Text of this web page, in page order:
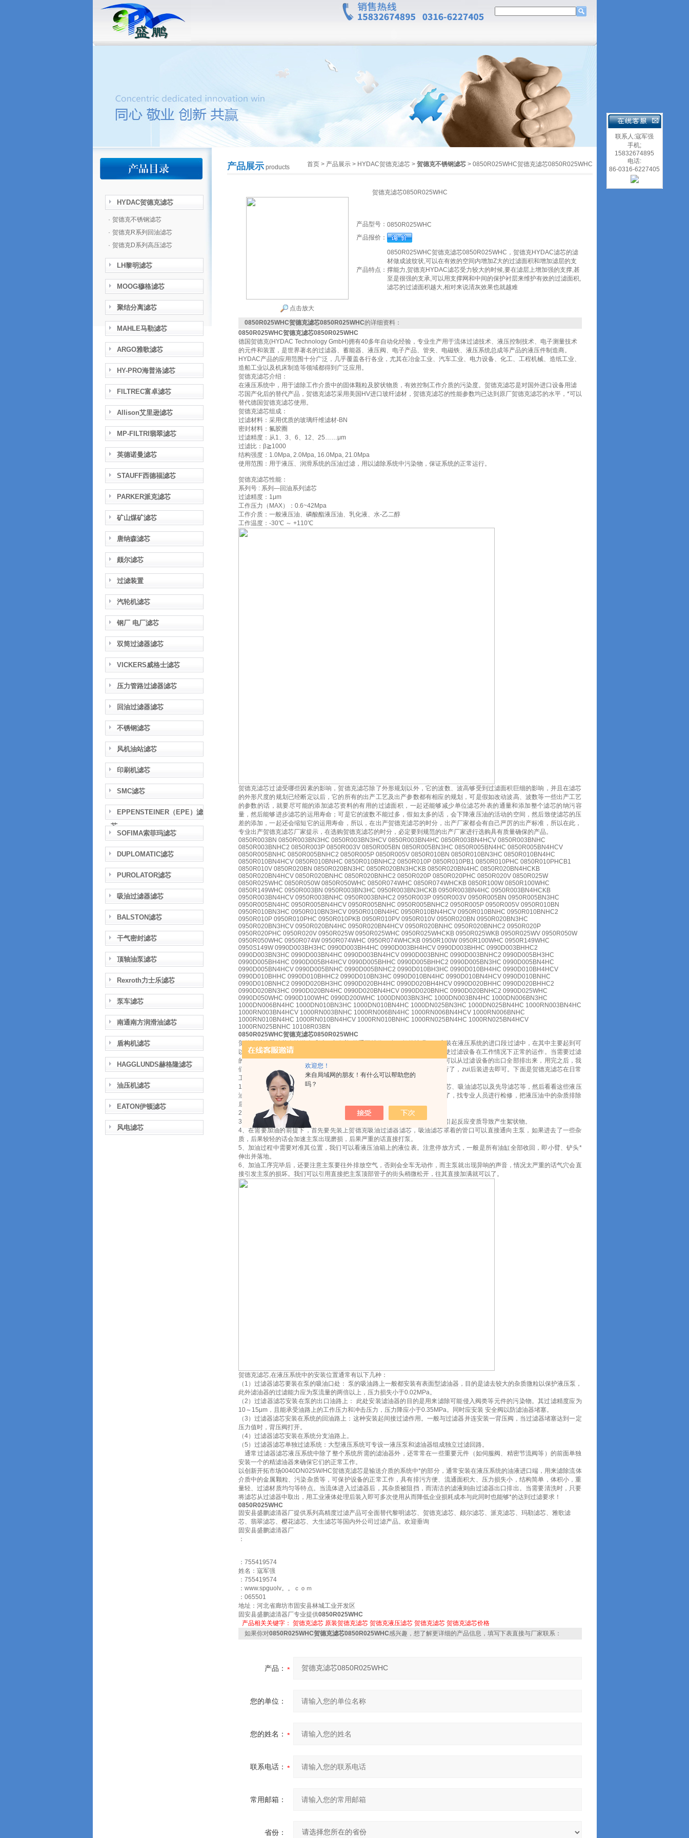
欢迎您！
来自局域网的朋友！有什么可以帮助您的
吗？
HYDAC贺德克滤芯
· 贺德克不锈钢滤芯
· 贺德克R系列回油滤芯
· 贺德克D系列高压滤芯
LH黎明滤芯
MOOG穆格滤芯
聚结分离滤芯
MAHLE马勒滤芯
ARGO雅歌滤芯
HY-PRO海普洛滤芯
FILTREC富卓滤芯
Allison艾里逊滤芯
MP-FILTRI翡翠滤芯
英德诺曼滤芯
STAUFF西德福滤芯
PARKER派克滤芯
矿山煤矿滤芯
唐纳森滤芯
颇尔滤芯
过滤装置
汽轮机滤芯
钢厂 电厂滤芯
双筒过滤器滤芯
VICKERS威格士滤芯
压力管路过滤器滤芯
回油过滤器滤芯
不锈钢滤芯
风机油站滤芯
印刷机滤芯
SMC滤芯
EPPENSTEINER（EPE）滤
芯
SOFIMA索菲玛滤芯
DUPLOMATIC滤芯
PUROLATOR滤芯
吸油过滤器滤芯
BALSTON滤芯
干气密封滤芯
顶轴油泵滤芯
Rexroth力士乐滤芯
泵车滤芯
南通南方润滑油滤芯
盾构机滤芯
HAGGLUNDS赫格隆滤芯
油压机滤芯
EATON伊顿滤芯
风电滤芯
产品展示 products 首页 > 产品展示 > HYDAC贺德克滤芯 > 贺德克不锈钢滤芯 > 0850R025WHC贺德克滤芯0850R025WHC
贺德克滤芯0850R025WHC
点击放大
产品型号： 0850R025WHC
产品报价：
产品特点：
0850R025WHC贺德克滤芯0850R025WHC，贺德克HYDAC滤芯的滤
材做成波纹状,可以在有效的空间内增加Z大的过滤面积和增加滤层的支
撑能力,贺德克HYDAC滤芯受力较大的时候,要在滤层上增加强的支撑,甚
至是很强的支承,可以用支撑网和中间的保护衬层来维护有效的过滤面积,
滤芯的过滤面积越大,相对来说清灰效果也就越难
0850R025WHC贺德克滤芯0850R025WHC的详细资料：
0850R025WHC贺德克滤芯0850R025WHC
德国贺德克(HYDAC Technology GmbH)拥有40多年自动化经验，专业生产用于流体过滤技术、液压控制技术、电子测量技术
的元件和装置，是世界著名的过滤器、蓄能器、液压阀、电子产品、管夹、电磁铁、液压系统总成等产品的液压件制造商。
HYDAC产品的应用范围十分广泛，几乎覆盖各行各业，尤其在冶金工业、汽车工业、电力设备、化工、工程机械、造纸工业、
造船工业以及机床制造等领域都得到广泛应用。
贺德克滤芯介绍：
在液压系统中，用于滤除工作介质中的固体颗粒及胶状物质，有效控制工作介质的污染度。贺德克滤芯是对国外进口设备用滤
芯国产化后的替代产品，贺德克滤芯采用美国HV进口玻纤滤材，贺德克滤芯的性能参数均已达到原厂贺德克滤芯的水平，*可以
替代德国贺德克滤芯使用。
贺德克滤芯组成：
过滤材料：采用优质的玻璃纤维滤材-BN
密封材料：氟胶圈
过滤精度：从1、3、6、12、25……μm
过滤比：β≧1000
结构强度：1.0Mpa, 2.0Mpa, 16.0Mpa, 21.0Mpa
使用范围：用于液压、润滑系统的压油过滤，用以滤除系统中污染物，保证系统的正常运行。
贺德克滤芯性能：
系列号 : 系列—回油系列滤芯
过滤精度：1μm
工作压力（MAX）：0.6~42Mpa
工作介质：一般液压油、磷酸酯液压油、乳化液、水-乙二醇
工作温度：-30℃ ～ +110℃
贺德克滤芯过滤受哪些因素的影响，贺德克滤芯除了外形规划以外，它的波数、波高够受到过滤面积巨细的影响，并且在滤芯
的外形尺度的规划已经断定以后，它的所有的出产工艺及出产参数都有相应的规划，可是假如改动波高、波数等一些出产工艺
的参数的话，就要尽可能的添加滤芯资料的有用的过滤面积，一起还能够减少单位滤芯外表的通量和添加整个滤芯的纳污容
量，然后能够进步滤芯的运用寿命；可是它的波数不能过多，假如太多的话，会下降液压油的活动的空间，然后致使滤芯的压
差的添加，一起还会缩短它的运用寿命，所以，在出产贺德克滤芯的时分，出产厂家都会有自己严厉的出产标准，所以在此，
专业出产贺德克滤芯厂家提示，在选购贺德克滤芯的时分，必定要到规范的出产厂家进行选购具有质量确保的产品。
0850R003BN 0850R003BN3HC 0850R003BN3HCV 0850R003BN4HC 0850R003BN4HCV 0850R003BNHC
0850R003BNHC2 0850R003P 0850R003V 0850R005BN 0850R005BN3HC 0850R005BN4HC 0850R005BN4HCV
0850R005BNHC 0850R005BNHC2 0850R005P 0850R005V 0850R010BN 0850R010BN3HC 0850R010BN4HC
0850R010BN4HCV 0850R010BNHC 0850R010BNHC2 0850R010P 0850R010PB1 0850R010PHC 0850R010PHCB1
0850R010V 0850R020BN 0850R020BN3HC 0850R020BN3HCKB 0850R020BN4HC 0850R020BN4HCKB
0850R020BN4HCV 0850R020BNHC 0850R020BNHC2 0850R020P 0850R020PHC 0850R020V 0850R025W
0850R025WHC 0850R050W 0850R050WHC 0850R074WHC 0850R074WHCKB 0850R100W 0850R100WHC
0850R149WHC 0950R003BN 0950R003BN3HC 0950R003BN3HCKB 0950R003BN4HC 0950R003BN4HCKB
0950R003BN4HCV 0950R003BNHC 0950R003BNHC2 0950R003P 0950R003V 0950R005BN 0950R005BN3HC
0950R005BN4HC 0950R005BN4HCV 0950R005BNHC 0950R005BNHC2 0950R005P 0950R005V 0950R010BN
0950R010BN3HC 0950R010BN3HCV 0950R010BN4HC 0950R010BN4HCV 0950R010BNHC 0950R010BNHC2
0950R010P 0950R010PHC 0950R010PKB 0950R010PV 0950R010V 0950R020BN 0950R020BN3HC
0950R020BN3HCV 0950R020BN4HC 0950R020BN4HCV 0950R020BNHC 0950R020BNHC2 0950R020P
0950R020PHC 0950R020V 0950R025W 0950R025WHC 0950R025WHCKB 0950R025WKB 0950R025WV 0950R050W
0950R050WHC 0950R074W 0950R074WHC 0950R074WHCKB 0950R100W 0950R100WHC 0950R149WHC
0950S149W 0990D003BH3HC 0990D003BH4HC 0990D003BH4HCV 0990D003BHHC 0990D003BHHC2
0990D003BN3HC 0990D003BN4HC 0990D003BN4HCV 0990D003BNHC 0990D003BNHC2 0990D005BH3HC
0990D005BH4HC 0990D005BH4HCV 0990D005BHHC 0990D005BHHC2 0990D005BN3HC 0990D005BN4HC
0990D005BN4HCV 0990D005BNHC 0990D005BNHC2 0990D010BH3HC 0990D010BH4HC 0990D010BH4HCV
0990D010BHHC 0990D010BHHC2 0990D010BN3HC 0990D010BN4HC 0990D010BN4HCV 0990D010BNHC
0990D010BNHC2 0990D020BH3HC 0990D020BH4HC 0990D020BH4HCV 0990D020BHHC 0990D020BHHC2
0990D020BN3HC 0990D020BN4HC 0990D020BN4HCV 0990D020BNHC 0990D020BNHC2 0990D025WHC
0990D050WHC 0990D100WHC 0990D200WHC 1000DN003BN3HC 1000DN003BN4HC 1000DN006BN3HC
1000DN006BN4HC 1000DN010BN3HC 1000DN010BN4HC 1000DN025BN3HC 1000DN025BN4HC 1000RN003BN4HC
1000RN003BN4HCV 1000RN003BNHC 1000RN006BN4HC 1000RN006BN4HCV 1000RN006BNHC
1000RN010BN4HC 1000RN010BN4HCV 1000RN010BNHC 1000RN025BN4HC 1000RN025BN4HCV
1000RN025BNHC 10108R03BN
0850R025WHC贺德克滤芯0850R025WHC
贺德克过滤器滤芯在输送介质过程中有着*的重要地位，在一般的情况下，安装在液压系统的进口段过滤中，在其中主要起到可
以有效地滤除流体介质中的金属颗粒以及污染杂质等用途，并且可以有效的使过滤设备在工作情况下正常的运作。当需要过滤
的流体进入过滤器后，其中一些过滤出来的杂质都被阻挡住，而清洁的滤液可以从过滤设备的出口全部排出来，用完之后，我
们可以将贺德克过滤器滤芯从过滤器中拿出来清洗，然后用工业液体处理就行了，zui后装进去即可。下面是贺德克滤芯在日常
工作中的一些保养方法：
1、在需要更换液压油的情况下，首先要换掉以前原有的液压油，包括回油滤芯、吸油滤芯以及先导滤芯等，然后看看这些液压
油上面是否存有一些杂质，如果上面存有杂质的话，就是液压元件出现故障了，找专业人员进行检修，把液压油中的杂质排除
后，再清洗系统。
2、在换液压油的时候要记得连同液压油滤芯一起更换。
3、要清楚的辨别液压油的所有标号，不一样的液压油不能够进行混用，以免引起反应变质导致产生絮状物。
4、在需要加油的前提下，首先要先装上贺德克吸油过滤器滤芯，吸油滤芯罩着的管口可以直接通向主泵，如果进去了一些杂
质，后果较轻的话会加速主泵出现磨损，后果严重的话直接打泵。
5、加油过程中需要对准其位置，我们可以看液压油箱上的液位表。注意停放方式，一般是所有油缸全部收回，即小臂、铲头*
伸出并落地。
6、加油工序完毕后，还要注意主泵要往外排放空气，否则会全车无动作，而主泵就出现异响的声音，情况太严重的话气穴会直
接引发主泵的损坏。我们可以引用直接把主泵顶部管子的街头稍微松开，往其直接加满就可以了。
贺德克滤芯,在液压系统中的安装位置通常有以下几种：
（1）过滤器滤芯要装在泵的吸油口处： 泵的吸油路上一般都安装有表面型滤油器，目的是滤去较大的杂质微粒以保护液压泵，
此外滤油器的过滤能力应为泵流量的两倍以上，压力损失小于0.02MPa。
（2）过滤器滤芯安装在泵的出口油路上： 此处安装滤油器的目的是用来滤除可能侵入阀类等元件的污染物。其过滤精度应为
10～15μm，且能承受油路上的工作压力和冲击压力，压力降应小于0.35MPa。同时应安装 安全阀以防滤油器堵塞。
（3）过滤器滤芯安装在系统的回油路上：这种安装起间接过滤作用。一般与过滤器并连安装一背压阀，当过滤器堵塞达到一定
压力值时，背压阀打开。
（4）过滤器滤芯安装在系统分支油路上。
（5）过滤器滤芯单独过滤系统：大型液压系统可专设一液压泵和滤油器组成独立过滤回路。
通常过滤器滤芯液压系统中除了整个系统所需的滤油器外，还常常在一些重要元件（如伺服阀、精密节流阀等）的前面单独
安装一个的精滤油器来确保它们的正常工作。
以创新开拓市场0040DN025W/HC贺德克滤芯是输送介质的系统中*的部分，通常安装在液压系统的油液进口端，用来滤除流体
介质中的金属颗粒、污染杂质等，可保护设备的正常工作，具有排污方便、流通面积大、压力损失小，结构简单，体积小，重
量轻、过滤材质均匀等特点。当流体进入过滤器后，其杂质被阻挡，而清洁的滤液则由过滤器出口排出。当需要清洗时，只要
将滤芯从过滤器中取出，用工业液体处理后装入即可多次使用从而降低企业损耗成本与此同时也能够*的达到过滤要求！
0850R025WHC
固安县盛鹏滤清器厂提供系列高精度过滤产品可全面替代黎明滤芯、贺德克滤芯、颇尔滤芯、派克滤芯、玛勒滤芯、雅歌滤
芯、翡翠滤芯、樱花滤芯、大生滤芯等国内外公司过滤产品。欢迎垂询
固安县盛鹏滤清器厂
：
：755419574
姓名：寇军强
：755419574
：www.spguolv。。ｃｏｍ
：065501
地址：河北省廊坊市固安县林城工业开发区
固安县盛鹏滤清器厂专业提供0850R025WHC
产品相关关键字： 贺德克滤芯 原装贺德克滤芯 贺德克液压滤芯 贺德克滤芯 贺德克滤芯价格
如果你对0850R025WHC贺德克滤芯0850R025WHC感兴趣，想了解更详细的产品信息，填写下表直接与厂家联系：
产品：
您的单位：
您的姓名：
联系电话：
常用邮箱：
省份：
联系人:寇军强
手机;
15832674895
电话:
86-0316-6227405